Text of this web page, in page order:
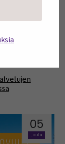
05
joulu